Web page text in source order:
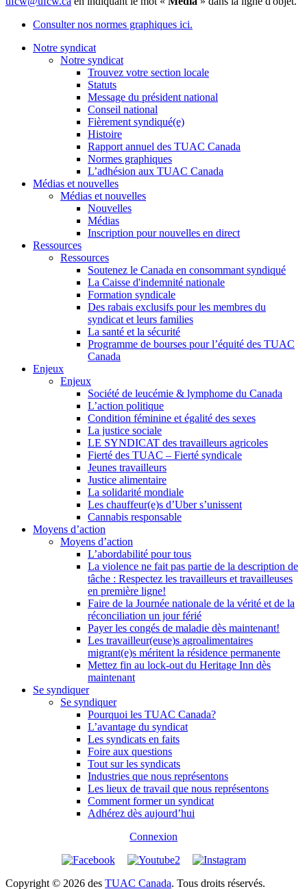
Consulter nos normes graphiques ici.
Notre syndicat
Notre syndicat
Trouvez votre section locale
Statuts
Message du président national
Conseil national
Fièrement syndiqué(e)
Histoire
Rapport annuel des TUAC Canada
Normes graphiques
L’adhésion aux TUAC Canada
Médias et nouvelles
Médias et nouvelles
Nouvelles
Médias
Inscription pour nouvelles en direct
Ressources
Ressources
Soutenez le Canada en consommant syndiqué
La Caisse d'indemnité nationale
Formation syndicale
Des rabais exclusifs pour les membres du
syndicat et leurs families
La santé et la sécurité
Programme de bourses pour l’équité des TUAC
Canada
Enjeux
Enjeux
Société de leucémie & lymphome du Canada
L’action politique
Condition féminine et égalité des sexes
La justice sociale
LE SYNDICAT des travailleurs agricoles
Fierté des TUAC – Fierté syndicale
Jeunes travailleurs
Justice alimentaire
La solidarité mondiale
Les chauffeur(e)s d’Uber s’unissent
Cannabis responsable
Moyens d’action
Moyens d’action
L’abordabilité pour tous
La violence ne fait pas partie de la description de
tâche : Respectez les travailleurs et travailleuses
en première ligne!
Faire de la Journée nationale de la vérité et de la
réconciliation un jour férié
Payer les congés de maladie dès maintenant!
Les travailleur(euse)s agroalimentaires
migrant(e)s méritent la résidence permanente
Mettez fin au lock-out du Heritage Inn dès
maintenant
Se syndiquer
Se syndiquer
Pourquoi les TUAC Canada?
L’avantage du syndicat
Les syndicats en faits
Foire aux questions
Tout sur les syndicats
Industries que nous représentons
Les lieux de travail que nous représentons
Comment former un syndicat
Adhérez dès aujourd’hui
Connexion
Copyright © 2026 des TUAC Canada. Tous droits réservés.